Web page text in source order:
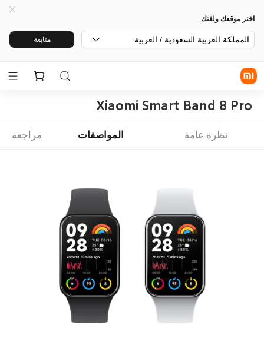
اختر موقعك ولغتك
المملكة العربية السعودية / العربية متابعة
Xiaomi Smart Band 8 Pro
نظرة عامة المواصفات مراجعة